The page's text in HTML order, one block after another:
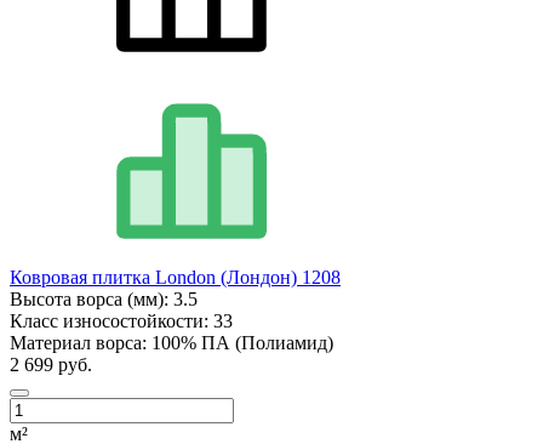
Ковровая плитка London (Лондон) 1208
Высота ворса (мм): 3.5
Класс износостойкости: 33
Материал ворса: 100% ПА (Полиамид)
2 699 руб.
м²